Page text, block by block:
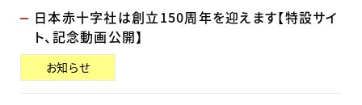
日本赤十字社は創立150周年を迎えます【特設サイ
ト、記念動画公開】
お知らせ